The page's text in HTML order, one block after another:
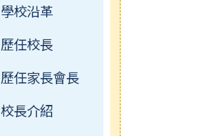
行事曆
學校沿革
歷任校長
歷任家長會長
校長介紹